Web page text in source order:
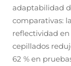
adaptabilidad
comparativas:
reflectividad en
cepillados
62 % en